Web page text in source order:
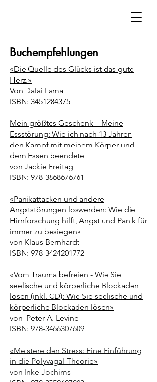
Buchempfehlungen
«Die Quelle des Glücks ist das gute
Herz.»
Von Dalai Lama
ISBN: 3451284375
Mein größtes Geschenk – Meine
Essstörung: Wie ich nach 13 Jahren
den Kampf mit meinem Körper und
dem Essen beendete
von Jackie Freitag
ISBN: 978-3868676761
«Panikattacken und andere
Angststörungen loswerden: Wie die
Hirnforschung hilft, Angst und Panik für
immer zu besiegen»
von Klaus Bernhardt
ISBN: 978-3424201772
«Vom Trauma befreien - Wie Sie
seelische und körperliche Blockaden
lösen (inkl. CD): Wie Sie seelische und
körperliche Blockaden lösen»
von Peter A. Levine
ISBN: 978-3466307609
«Meistere den Stress: Eine Einführung
in die Polyvagal-Theorie»
von Inke Jochims